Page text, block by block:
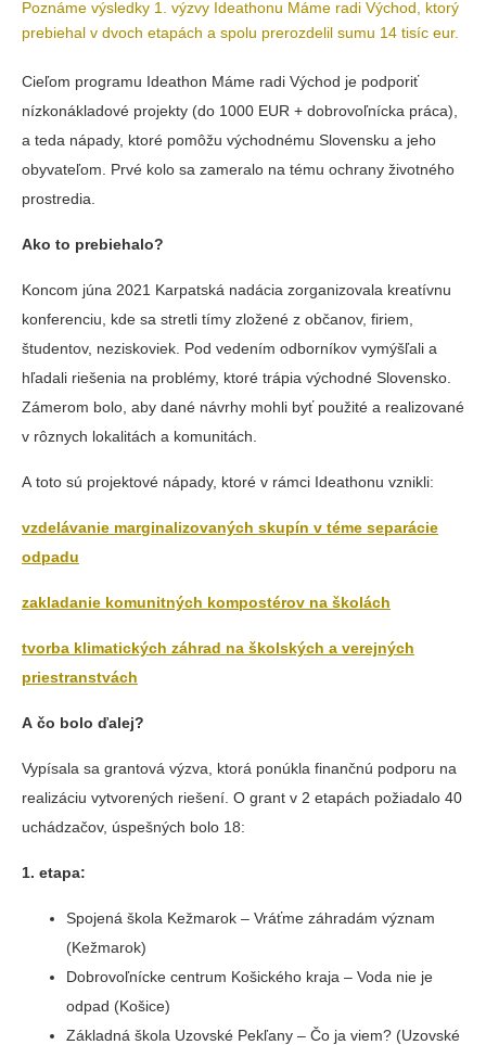
Poznáme výsledky 1. výzvy Ideathonu Máme radi Východ, ktorý
prebiehal v dvoch etapách a spolu prerozdelil sumu 14 tisíc eur.
Cieľom programu Ideathon Máme radi Východ je podporiť
nízkonákladové projekty (do 1000 EUR + dobrovoľnícka práca),
a teda nápady, ktoré pomôžu východnému Slovensku a jeho
obyvateľom. Prvé kolo sa zameralo na tému ochrany životného
prostredia.
Ako to prebiehalo?
Koncom júna 2021 Karpatská nadácia zorganizovala kreatívnu
konferenciu, kde sa stretli tímy zložené z občanov, firiem,
študentov, neziskoviek. Pod vedením odborníkov vymýšľali a
hľadali riešenia na problémy, ktoré trápia východné Slovensko.
Zámerom bolo, aby dané návrhy mohli byť použité a realizované
v rôznych lokalitách a komunitách.
A toto sú projektové nápady, ktoré v rámci Ideathonu vznikli:
vzdelávanie marginalizovaných skupín v téme separácie
odpadu
zakladanie komunitných kompostérov na školách
tvorba klimatických záhrad na školských a verejných
priestranstvách
A čo bolo ďalej?
Vypísala sa grantová výzva, ktorá ponúkla finančnú podporu na
realizáciu vytvorených riešení. O grant v 2 etapách požiadalo 40
uchádzačov, úspešných bolo 18:
1. etapa:
Spojená škola Kežmarok – Vráťme záhradám význam
(Kežmarok)
Dobrovoľnícke centrum Košického kraja – Voda nie je
odpad (Košice)
Základná škola Uzovské Pekľany – Čo ja viem? (Uzovské